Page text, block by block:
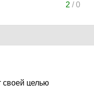
2 /0
своей целью